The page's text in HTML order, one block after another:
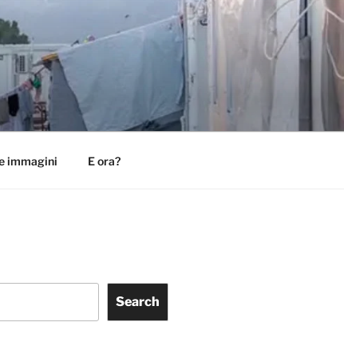
immagini E ora?
Search